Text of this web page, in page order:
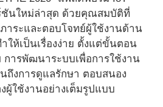
ชันใหม่ล่าสุด ด้วยคุณสมบัติที่
ระและตอบโจทย์ผู้ใช้งานด้าน
ำให้เป็นเรื่องง่าย ตั้งแต่ขั้นตอน
การพัฒนาระบบเพื่อการใช้งาน
ถึงการดูแลรักษา ตอบสนอง
ผู้ใช้งานอย่างเต็มรูปแบบ